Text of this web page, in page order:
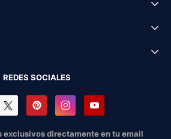
REDES SOCIALES
exclusivos directamente en tu email